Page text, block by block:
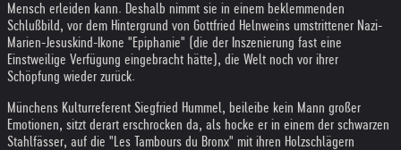
Mensch erleiden kann. Deshalb nimmt sie in einem beklemmenden
Schlußbild, vor dem Hintergrund von Gottfried Helnweins umstrittener Nazi-
Marien-Jesuskind-Ikone "Epiphanie" (die der Inszenierung fast eine
Einstweilige Verfügung eingebracht hätte), die Welt noch vor ihrer
Schöpfung wieder zurück.
Münchens Kulturreferent Siegfried Hummel, beileibe kein Mann großer
Emotionen, sitzt derart erschrocken da, als hocke er in einem der schwarzen
Stahlfässer, auf die "Les Tambours du Bronx" mit ihren Holzschlägern